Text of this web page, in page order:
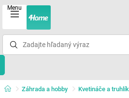
Menu
Záhrada a hobby Kvetináče a